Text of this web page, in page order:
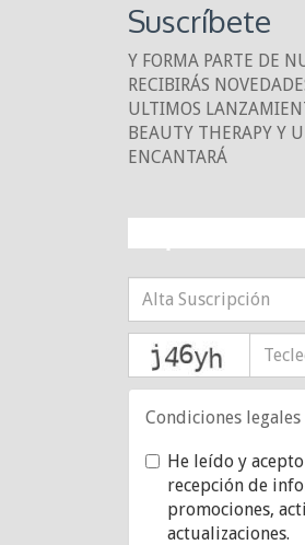
Suscríbete
Y FORMA PARTE DE
RECIBIRÁS
ULTIMOS
BEAUTY THERAPY Y
ENCANTARÁ
captcha
Condiciones legales
He leído y
recepción de
promociones,
actualizaciones.